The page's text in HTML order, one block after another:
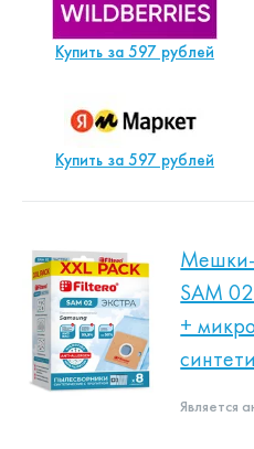
Купить за 597 рублей
Купить за 597 рублей
Мешки-
SAM
+
Является